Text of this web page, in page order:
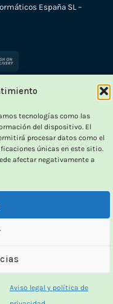
tecnologías como las
del dispositivo. El
procesar datos como el
únicas en este sitio.
afectar negativamente a
Aviso legal y política de
España SL –
On
Delivery
×
con